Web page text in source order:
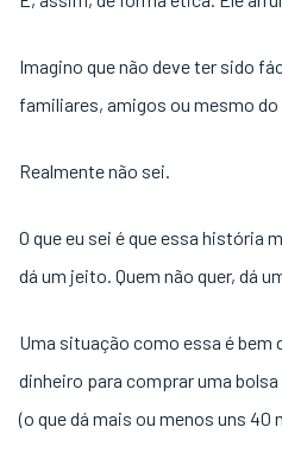
Imagino que não deve ter sido
familiares, amigos ou mesmo do
Realmente não sei.
O que eu sei é que essa história
dá um jeito. Quem não quer, dá
Uma situação como essa é bem
dinheiro para comprar uma
(o que dá mais ou menos uns 40